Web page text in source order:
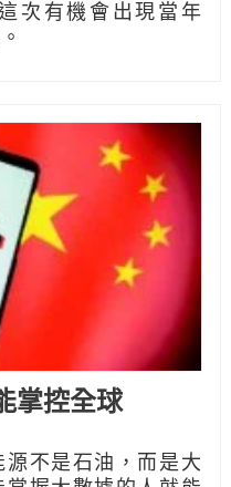
次有機會出現當年
掌控全球
不是石油，而是大